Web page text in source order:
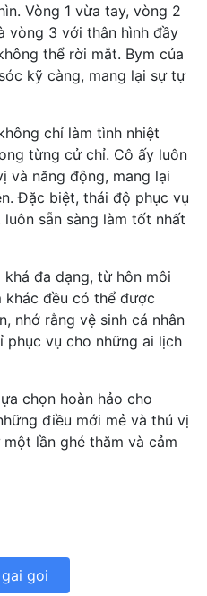
Vòng 1 vừa tay, vòng 2
vòng 3 với thân hình đầy
thể rời mắt. Bym của
kỹ càng, mang lại sự tự
chỉ làm tình nhiệt
từng cử chỉ. Cô ấy luôn
và năng động, mang lại
Đặc biệt, thái độ phục vụ
sẵn sàng làm tốt nhất
đa dạng, từ hôn môi
khác đều có thể được
nhớ rằng vệ sinh cá nhân
phục vụ cho những ai lịch
chọn hoàn hảo cho
điều mới mẻ và thú vị
lần ghé thăm và cảm
gai goi